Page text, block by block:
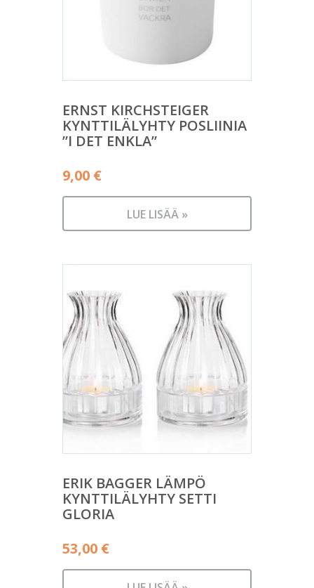
ERNST KIRCHSTEIGER
KYNTTILÄLYHTY POSLIINIA
”I DET ENKLA”
9,00 €
LUE LISÄÄ »
ERIK BAGGER LÄMPÖ
KYNTTILÄLYHTY SETTI
GLORIA
53,00 €